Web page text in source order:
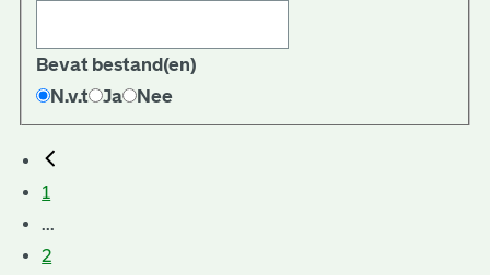
Bevat bestand(en)
N.v.t
Ja Nee
1
...
2